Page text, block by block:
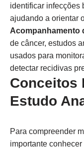
identificar infecções
ajudando a orientar
Acompanhamento
de câncer, estudos
usados para
detectar recidivas
Conceitos
Estudo
Para compreender
importante